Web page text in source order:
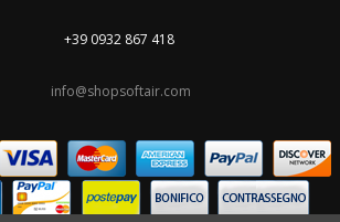
+39 0932 867 418
info@shopsoftair.com